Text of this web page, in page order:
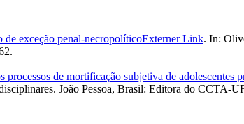
de exceção penal-necropolíticoExterner Link. In:
processos de mortificação subjetiva de adolescentes
João Pessoa, Brasil: Editora do CCTA-